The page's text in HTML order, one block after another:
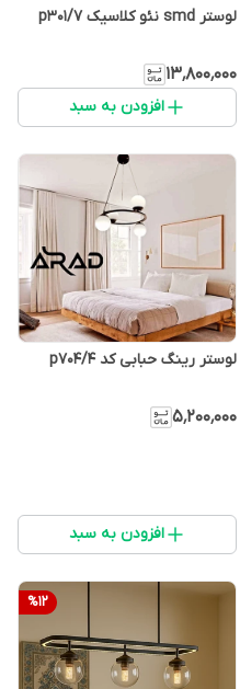
لوستر smd نئو کلاسیک p301/7
۱۳٬۸۰۰٬۰۰۰
افزودن به سبد
لوستر رینگ حبابی کد p704/4
۵٬۲۰۰٬۰۰۰
افزودن به سبد
%12